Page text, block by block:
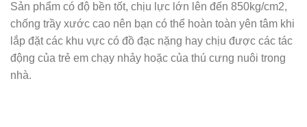
Sản phẩm có độ bền tốt, chịu lực lớn lên đến 850kg/cm2,
chống trầy xước cao nên bạn có thể hoàn toàn yên tâm khi
lắp đặt các khu vực có đồ đạc nặng hay chịu được các tác
động của trẻ em chạy nhảy hoặc của thú cưng nuôi trong
nhà.